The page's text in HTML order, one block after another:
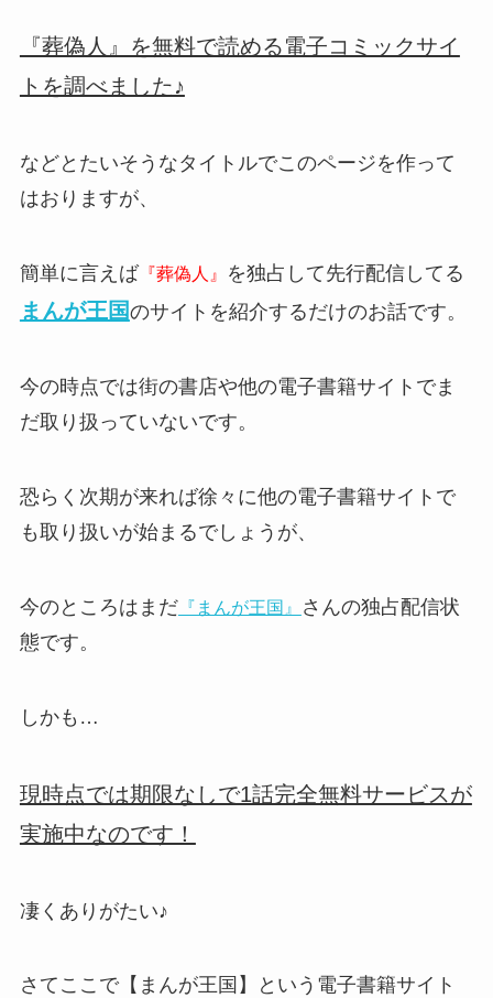
『葬偽人』を無料で読める電子コミックサイ
トを調べました♪
などとたいそうなタイトルでこのページを作って
はおりますが、
簡単に言えば 『葬偽人』 を独占して先行配信してる
まんが王国のサイトを紹介するだけのお話です。
今の時点では街の書店や他の電子書籍サイトでま
だ取り扱っていないです。
恐らく次期が来れば徐々に他の電子書籍サイトで
も取り扱いが始まるでしょうが、
今のところはまだ『まんが王国』
さんの独占配信状
態です。
しかも…
現時点では期限なしで1話完全無料サービスが
実施中なのです！
凄くありがたい♪
さてここで【まんが王国】という電子書籍サイト